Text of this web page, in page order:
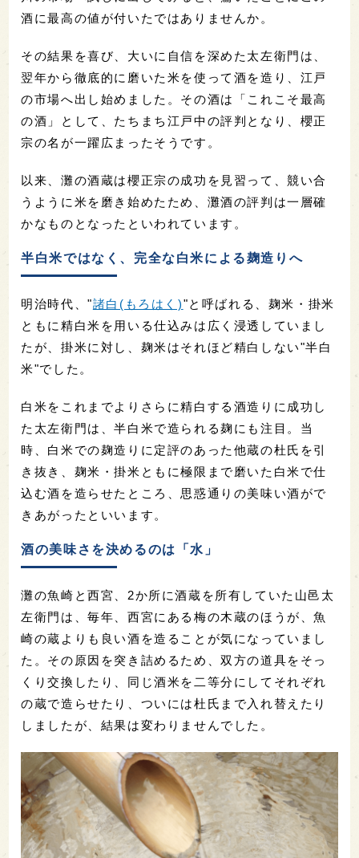
酒に最高の値が付いたではありませんか。
その結果を喜び、大いに自信を深めた太左衛門は、
翌年から徹底的に磨いた米を使って酒を造り、江戸
の市場へ出し始めました。その酒は「これこそ最高
の酒」として、たちまち江戸中の評判となり、櫻正
宗の名が一躍広まったそうです。
以来、灘の酒蔵は櫻正宗の成功を見習って、競い合
うように米を磨き始めたため、灘酒の評判は一層確
かなものとなったといわれています。
半白米ではなく、完全な白米による麹造りへ
明治時代、"諸白(もろはく)"と呼ばれる、麹米・掛米
ともに精白米を用いる仕込みは広く浸透していまし
たが、掛米に対し、麹米はそれほど精白しない"半白
米"でした。
白米をこれまでよりさらに精白する酒造りに成功し
た太左衛門は、半白米で造られる麹にも注目。当
時、白米での麹造りに定評のあった他蔵の杜氏を引
き抜き、麹米・掛米ともに極限まで磨いた白米で仕
込む酒を造らせたところ、思惑通りの美味い酒がで
きあがったといいます。
酒の美味さを決めるのは「水」
灘の魚崎と西宮、2か所に酒蔵を所有していた山邑太
左衛門は、毎年、西宮にある梅の木蔵のほうが、魚
崎の蔵よりも良い酒を造ることが気になっていまし
た。その原因を突き詰めるため、双方の道具をそっ
くり交換したり、同じ酒米を二等分にしてそれぞれ
の蔵で造らせたり、ついには杜氏まで入れ替えたり
しましたが、結果は変わりませんでした。